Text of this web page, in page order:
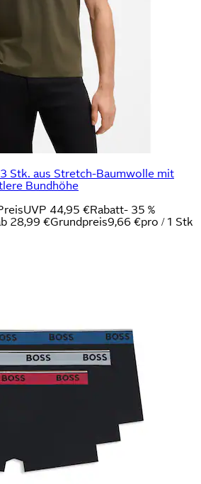
Stk. aus Stretch-Baumwolle mit
Bundhöhe
UVP 44,95 €Rabatt- 35 %
28,99 €Grundpreis9,66 €pro / 1 Stk